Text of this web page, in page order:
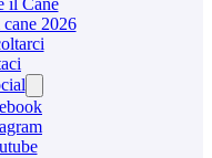
il Cane
2026